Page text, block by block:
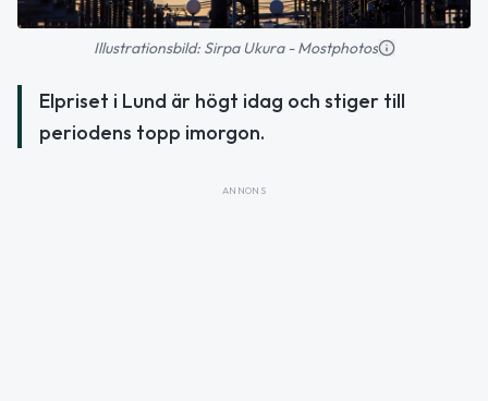
Illustrationsbild: Sirpa Ukura - Mostphotos
Elpriset i Lund är högt idag och stiger till
periodens topp imorgon.
ANNONS